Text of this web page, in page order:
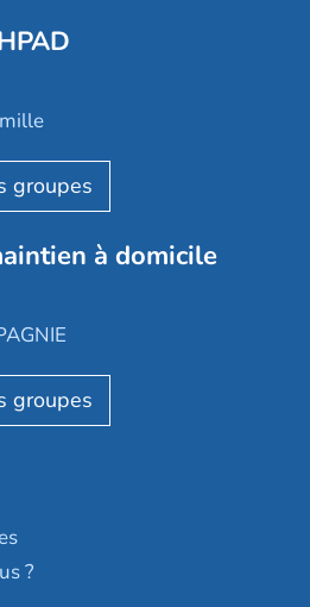
Villa Médicis
à domicile
?